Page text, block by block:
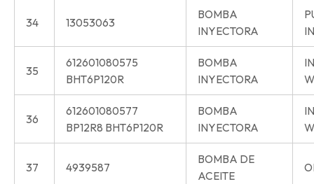
34 13053063
BOMBA
INYECTORA
35
612601080575
BHT6P120R
BOMBA
INYECTORA
36
612601080577
BP12R8 BHT6P120R
BOMBA
INYECTORA
37 4939587
BOMBA DE
ACEITE